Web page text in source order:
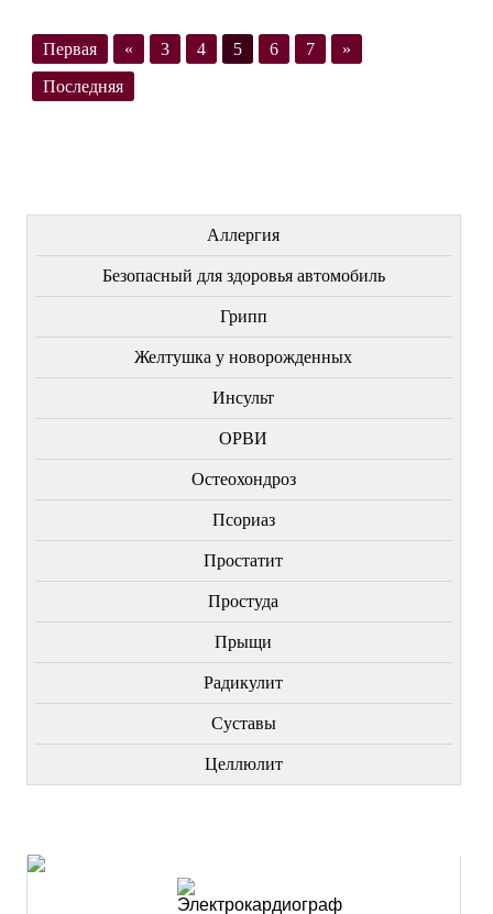
Первая « 3 4 5 6 7
»
Последняя
Аллергия
Безопасный для здоровья автомобиль
Грипп
Желтушка у новорожденных
Инсульт
ОРВИ
Остеохондроз
Пcориаз
Простатит
Простуда
Прыщи
Радикулит
Суставы
Целлюлит